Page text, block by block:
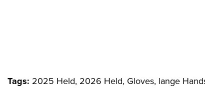
Tags: 2025 Held, 2026 Held, Gloves, lange